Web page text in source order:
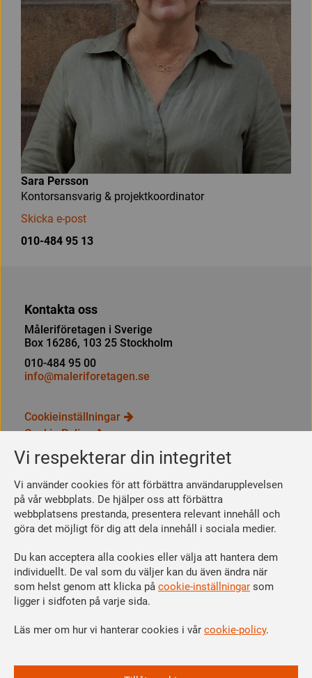
Vi respekterar din integritet
Vi använder cookies för att förbättra användarupplevelsen
på vår webbplats. De hjälper oss att förbättra
webbplatsens prestanda, presentera relevant innehåll och
göra det möjligt för dig att dela innehåll i sociala medier.
Du kan acceptera alla cookies eller välja att hantera dem
individuellt. De val som du väljer kan du även ändra när
som helst genom att klicka på cookie-inställningar som
ligger i sidfoten på varje sida.
Läs mer om hur vi hanterar cookies i vår cookie-policy.
Sara Persson
Kontorsansvarig & projektkoordinator
Skicka e-post
010-484 95 13
Kontakta oss
Måleriföretagen i Sverige
Box 16286, 103 25 Stockholm
010-484 95 00
info@maleriforetagen.se
Cookieinställningar
Cookie Policy
Integritetspolicy
Bli medlem
Så här blir du medlem
Se dina förmåner
Räkna ut din medlemsavgift
Följ oss
Facebook
Linkedin
Youtube